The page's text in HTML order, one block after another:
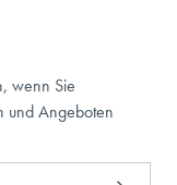
wenn Sie
und Angeboten